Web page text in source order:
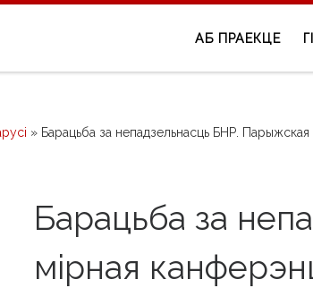
АБ ПРАЕКЦЕ
» Барацьба за непадзельнасць БНР.
Барацьба за
мірная
…